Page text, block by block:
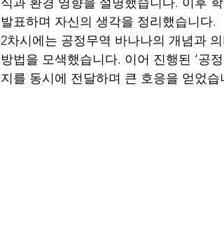
발표하며 자신의 생각을 정리했습니다.
2차시에는 공정무역 바나나의 개념과
방법을 모색했습니다. 이어 진행된 ‘공
지를 동시에 전달하며 큰 호응을 얻었습